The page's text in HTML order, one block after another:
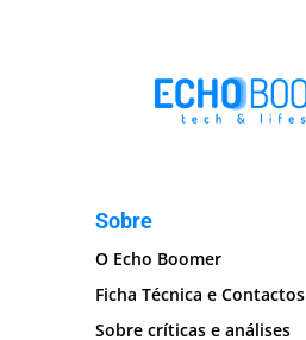
Sobre
O Echo Boomer
Ficha Técnica e Contactos
Sobre críticas e análises